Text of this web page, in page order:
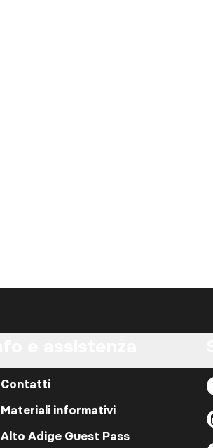
Contatti
Materiali informativi
Alto Adige Guest Pass